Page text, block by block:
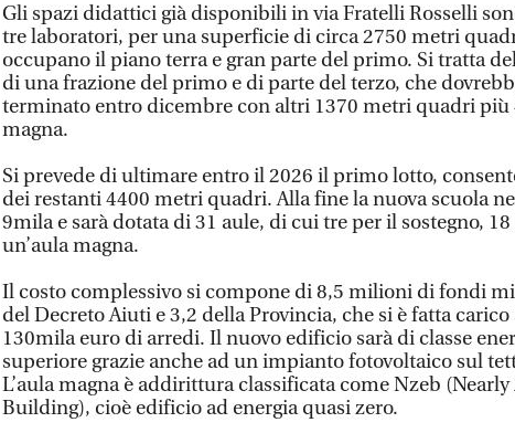
Gli spazi didattici già disponibili in via Fratelli Rosselli
tre laboratori, per una superficie di circa 2750 metri
occupano il piano terra e gran parte del primo. Si tratta
di una frazione del primo e di parte del terzo, che
terminato entro dicembre con altri 1370 metri quadri più
magna.
Si prevede di ultimare entro il 2026 il primo lotto,
dei restanti 4400 metri quadri. Alla fine la nuova scuola
9mila e sarà dotata di 31 aule, di cui tre per il sostegno,
un’aula magna.
Il costo complessivo si compone di 8,5 milioni di fondi
del Decreto Aiuti e 3,2 della Provincia, che si è fatta
130mila euro di arredi. Il nuovo edificio sarà di classe
superiore grazie anche ad un impianto fotovoltaico sul
L’aula magna è addirittura classificata come Nzeb (Nearly
Building), cioè edificio ad energia quasi zero.